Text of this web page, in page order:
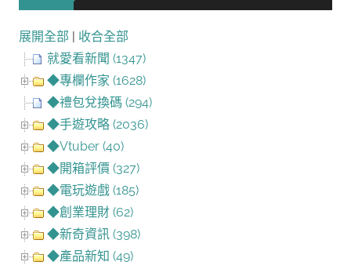
展開全部 | 收合全部
就愛看新聞 (1347)
◆專欄作家 (1628)
◆禮包兌換碼 (294)
◆手遊攻略 (2036)
◆Vtuber (40)
◆開箱評價 (327)
◆電玩遊戲 (185)
◆創業理財 (62)
◆新奇資訊 (398)
◆產品新知 (49)